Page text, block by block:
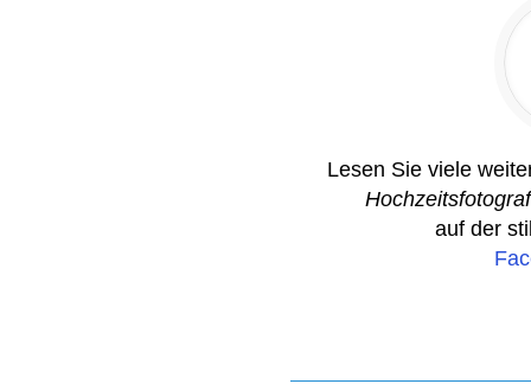
Lesen Sie viele
auf der